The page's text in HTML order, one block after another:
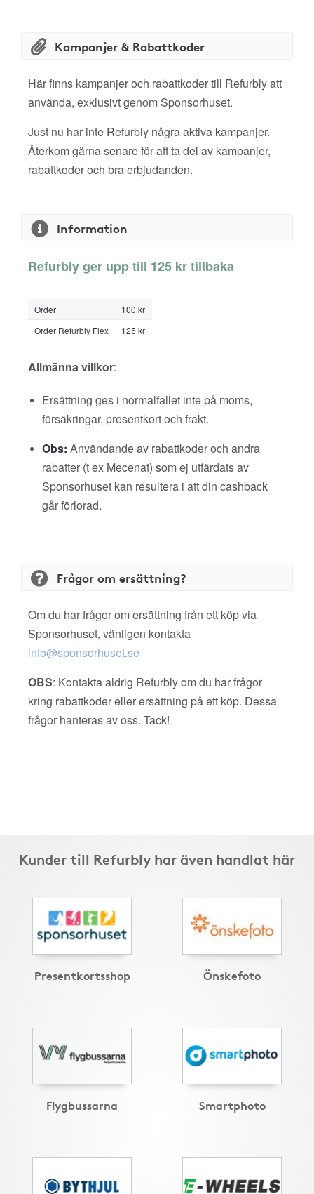
Kampanjer & Rabattkoder
Här finns kampanjer och rabattkoder till Refurbly att
använda, exklusivt genom Sponsorhuset.
Just nu har inte Refurbly några aktiva kampanjer.
Återkom gärna senare för att ta del av kampanjer,
rabattkoder och bra erbjudanden.
Information
Refurbly ger upp till 125 kr tillbaka
Order
100 kr
Order Refurbly Flex
125 kr
Allmänna villkor:
Ersättning ges i normalfallet inte på moms,
försäkringar, presentkort och frakt.
Obs: Användande av rabattkoder och andra
rabatter (t ex Mecenat) som ej utfärdats av
Sponsorhuset kan resultera i att din cashback
går förlorad.
Frågor om ersättning?
Om du har frågor om ersättning från ett köp via
Sponsorhuset, vänligen kontakta
info@sponsorhuset.se
OBS: Kontakta aldrig Refurbly om du har frågor
kring rabattkoder eller ersättning på ett köp. Dessa
frågor hanteras av oss. Tack!
Kunder till Refurbly har även handlat här
Presentkortsshop Önskefoto
Flygbussarna Smartphoto